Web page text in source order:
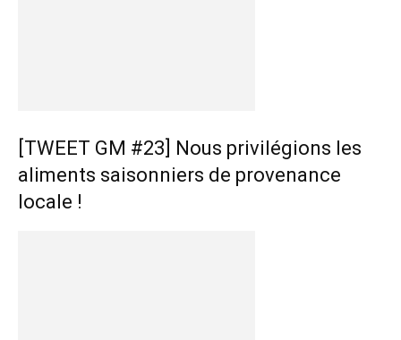
[TWEET GM #23] Nous privilégions les
aliments saisonniers de provenance
locale !